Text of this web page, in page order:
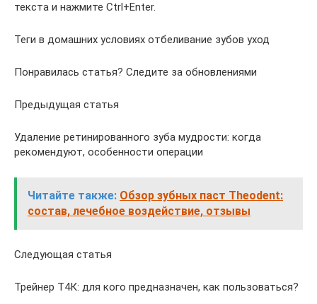
текста и нажмите Ctrl+Enter.
Теги в домашних условиях отбеливание зубов уход
Понравилась статья? Следите за обновлениями
Предыдущая статья
Удаление ретинированного зуба мудрости: когда
рекомендуют, особенности операции
Читайте также: Обзор зубных паст Theodent:
состав, лечебное воздействие, отзывы
Следующая статья
Трейнер Т4К: для кого предназначен, как пользоваться?